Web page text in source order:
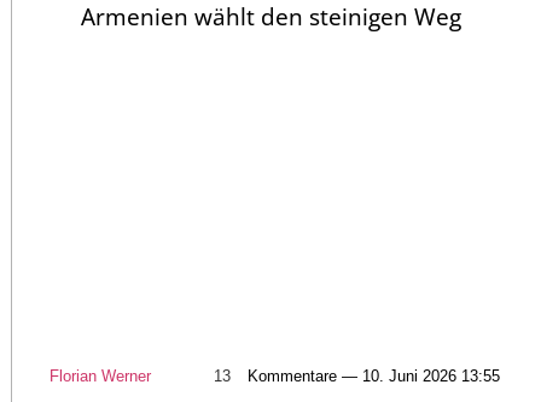
Armenien wählt den steinigen Weg
Florian Werner 13 Kommentare — 10. Juni 2026 13:55